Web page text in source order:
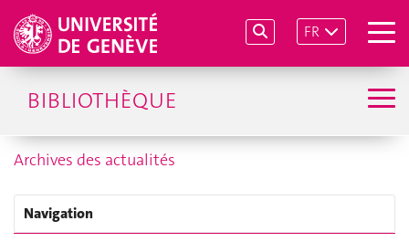
FR
BIBLIOTHÈQUE
Archives des actualités
Navigation